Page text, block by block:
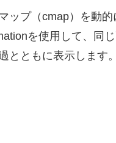
ップ（cmap）を動的
を使用して、同
とともに表示します。